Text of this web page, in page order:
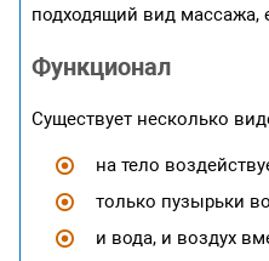
подходящий вид массажа,
Функционал
Существует несколько
на тело
только пузырьки
и вода, и воздух